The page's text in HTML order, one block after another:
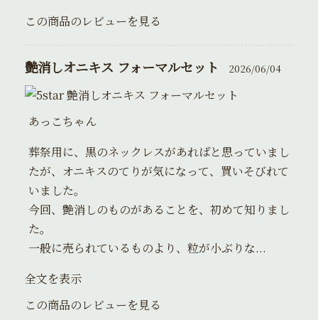
この商品のレビューを見る
艶消しオニキス フォーマルセット 2026/06/04
艶消しオニキス フォーマルセット
あっこちゃん
葬祭用に、黒のネックレスがあればと思っていまし
たが、オニキスのてりが気になって、買いそびれて
いました。
今回、艶消しのものがあることを、初めて知りまし
た。
一般に売られているものより、粒が小ぶりな...
全文を表示
この商品のレビューを見る